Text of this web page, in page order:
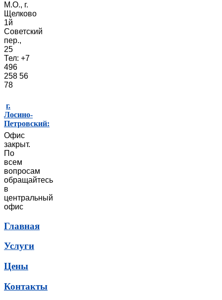
М.О., г.
Щелково
1й
Советский
пер.,
25
Тел: +7
496
258 56
78
г.
Лосино-
Петровский:
Офис
закрыт.
По
всем
вопросам
обращайтесь
в
центральный
офис
Главная
Услуги
Цены
Контакты